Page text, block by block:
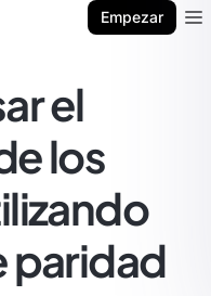
Empezar
el
los
paridad